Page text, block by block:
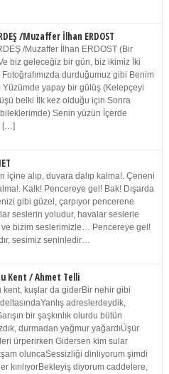
/Muzaffer İlhan ERDOST
/Muzaffer İlhan ERDOST (Bir
biz geleceğiz bir gün, biz ikimiz İki
Fotoğrafımızda durduğumuz gibi Benim
yapay bir gülüş (Kelepçeyi
belki İlk kez olduğu için Sonra
Senin yüzün İçerde
[…]
içine alıp, duvara dalıp kalma!. Çeneni
Kalk! Pencereye gel! Bak! Dışarda
gibi güzel, çarpıyor pencerene
seslerin yoludur, havalar seslerle
ve bizim seslerimizle… Pencereye gel!
sesimiz seninledir…
Kent / Ahmet Telli
kent, kuşlar da giderBir nehir gibi
adreslerdeydik,
bir şaşkınlık olurdu bütün
durmadan yağmur yağardıÜşür
ürperirken Gidersen kim sular
oluncaSessizliği dinliyorum şimdi
kırılıyorBekleyiş diyorum caddelere,